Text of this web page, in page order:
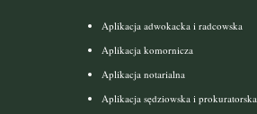
Aplikacja adwokacka i radcowska
Aplikacja komornicza
Aplikacja notarialna
Aplikacja sędziowska i prokuratorska